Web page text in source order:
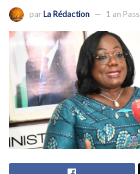
parLa Rédaction 1 an